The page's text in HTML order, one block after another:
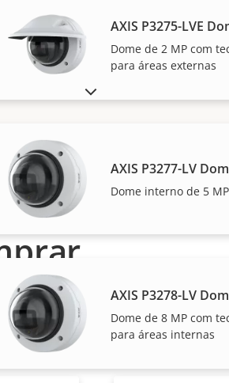
AXIS P3275-LVE
Dome de 2 MP com
para áreas externas
AXIS P3277-LV
Dome interno de 5
AXIS P3278-LV
Dome de 8 MP com
para áreas internas
e instalados por nossos